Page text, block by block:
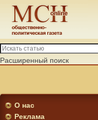
Расширенный поиск
О нас
Реклама